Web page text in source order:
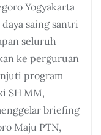
Yogyakarta
saing santri
seluruh
ke perguruan
program
SH MM,
briefing
Maju PTN,